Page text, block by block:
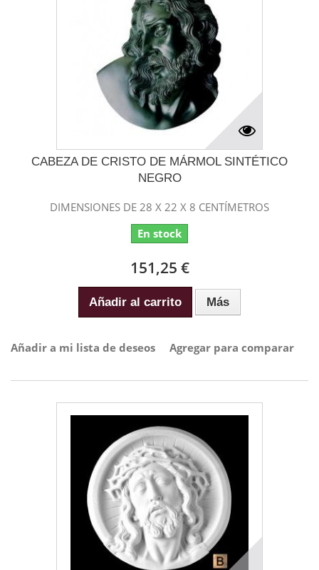
CABEZA DE CRISTO DE MÁRMOL SINTÉTICO
NEGRO
DIMENSIONES DE 28 X 22 X 8 CENTÍMETROS
En stock
151,25 €
Añadir al carrito Más
Añadir a mi lista de deseos Agregar para comparar